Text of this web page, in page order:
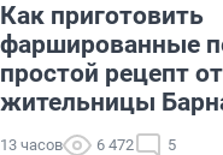
Как приготовить
фаршированные
простой рецепт от
жительницы
13 часов 6 472 5